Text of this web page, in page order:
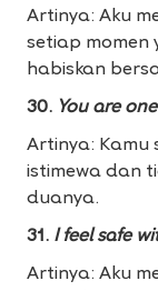
Artinya: Aku
setiap momen
habiskan
30. You are
Artinya: Kamu
istimewa dan
duanya.
31. I feel safe
Artinya: Aku